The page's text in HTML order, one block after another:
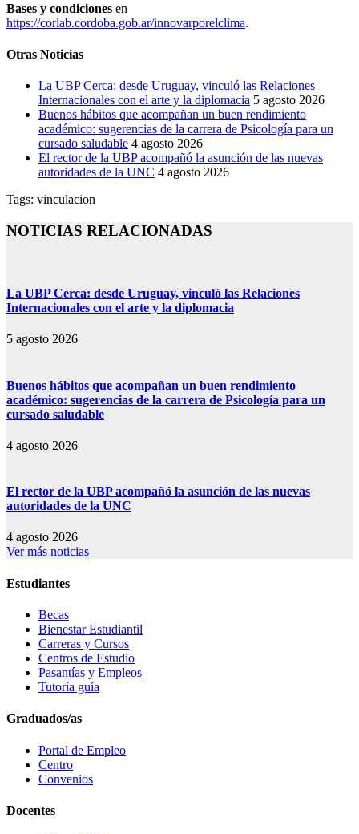
Bases y condiciones en
https://corlab.cordoba.gob.ar/innovarporelclima.
Otras Noticias
La UBP Cerca: desde Uruguay, vinculó las Relaciones
Internacionales con el arte y la diplomacia 5 agosto 2026
Buenos hábitos que acompañan un buen rendimiento
académico: sugerencias de la carrera de Psicología para un
cursado saludable 4 agosto 2026
El rector de la UBP acompañó la asunción de las nuevas
autoridades de la UNC 4 agosto 2026
Tags: vinculacion
NOTICIAS RELACIONADAS
La UBP Cerca: desde Uruguay, vinculó las Relaciones
Internacionales con el arte y la diplomacia
5 agosto 2026
Buenos hábitos que acompañan un buen rendimiento
académico: sugerencias de la carrera de Psicología para un
cursado saludable
4 agosto 2026
El rector de la UBP acompañó la asunción de las nuevas
autoridades de la UNC
4 agosto 2026
Ver más noticias
Estudiantes
Becas
Bienestar Estudiantil
Carreras y Cursos
Centros de Estudio
Pasantías y Empleos
Tutoría guía
Graduados/as
Portal de Empleo
Centro
Convenios
Docentes